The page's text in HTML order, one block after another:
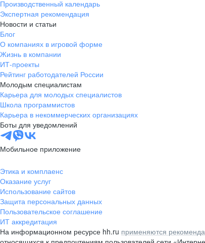
Производственный календарь
Экспертная рекомендация
Новости и статьи
Блог
О компаниях в игровой форме
Жизнь в компании
ИТ-проекты
Рейтинг работодателей России
Молодым специалистам
Карьера для молодых специалистов
Школа программистов
Карьера в некоммерческих организациях
Боты для уведомлений
Мобильное приложение
Этика и комплаенс
Оказание услуг
Использование сайтов
Защита персональных данных
Пользовательское соглашение
ИТ аккредитация
На информационном ресурсе hh.ru применяются